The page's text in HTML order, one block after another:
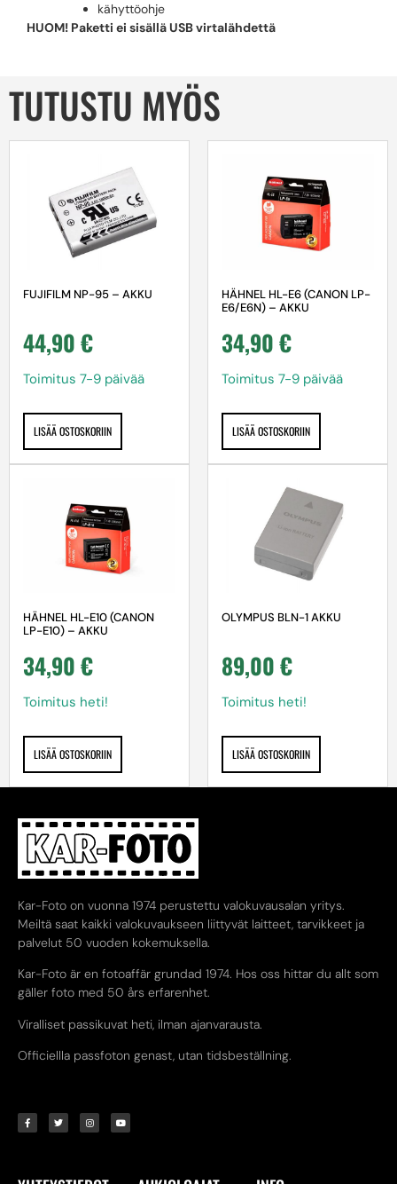
kähyttöohje
HUOM! Paketti ei sisällä USB virtalähdettä
TUTUSTU MYÖS
FUJIFILM NP-95 – AKKU
44,90€
Toimitus 7-9 päivää
LISÄÄ OSTOSKORIIN
HÄHNEL HL-E6 (CANON LP-
E6/E6N) – AKKU
34,90€
Toimitus 7-9 päivää
LISÄÄ OSTOSKORIIN
HÄHNEL HL-E10 (CANON
LP-E10) – AKKU
34,90€
Toimitus heti!
LISÄÄ OSTOSKORIIN
OLYMPUS BLN-1 AKKU
89,00€
Toimitus heti!
LISÄÄ OSTOSKORIIN
Kar-Foto on vuonna 1974 perustettu valokuvausalan yritys.
Meiltä saat kaikki valokuvaukseen liittyvät laitteet, tarvikkeet ja
palvelut 50 vuoden kokemuksella.
Kar-Foto är en fotoaffär grundad 1974. Hos oss hittar du allt som
gäller foto med 50 års erfarenhet.
Viralliset passikuvat heti, ilman ajanvarausta.
Officiellla passfoton genast, utan tidsbeställning.